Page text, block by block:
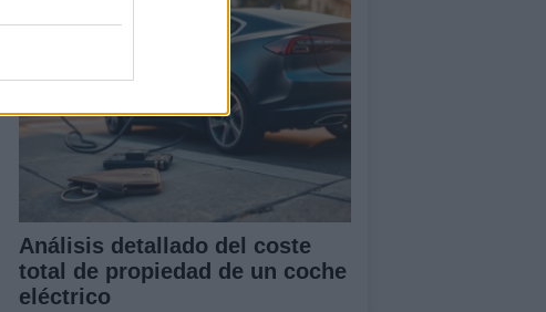
Análisis detallado del coste
total de propiedad de un coche
eléctrico